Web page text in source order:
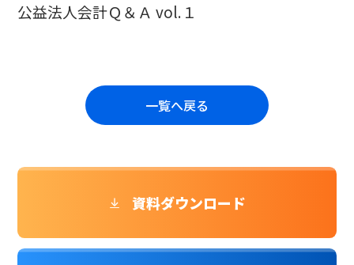
公益法人会計Ｑ＆Ａ vol.１
一覧へ戻る
資料ダウンロード